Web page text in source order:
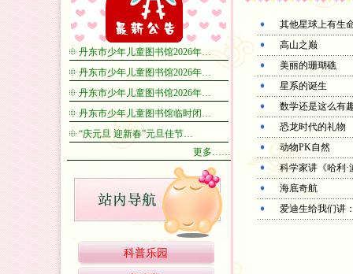
丹东市少年儿童图书馆2026年…
丹东市少年儿童图书馆2026年…
丹东市少年儿童图书馆2026年…
丹东市少年儿童图书馆临时闭…
“庆元旦 迎新春”元旦佳节…
更多……
科普乐园
其他星球上有生
高山之巅
美丽的珊瑚礁
星系的诞生
数学还是这么有
恐龙时代的礼物
动物PK自然
科学家讲《哈利·
海底奇航
爱迪生给我们讲